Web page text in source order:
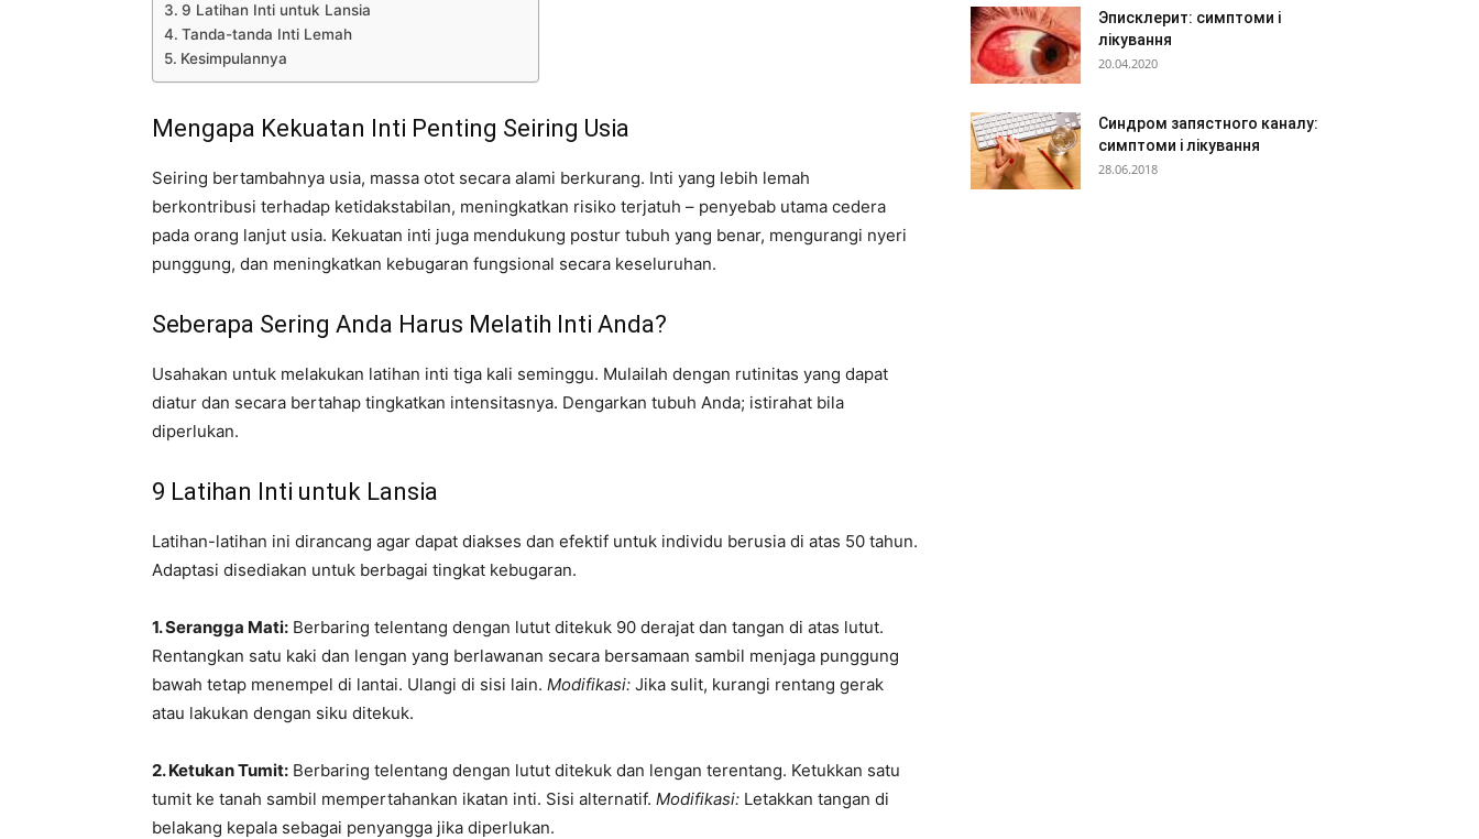
9 Latihan Inti untuk Lansia
Tanda-tanda Inti Lemah
Kesimpulannya
Mengapa Kekuatan Inti Penting Seiring Usia
Seiring bertambahnya usia, massa otot secara alami berkurang. Inti yang lebih lemah
berkontribusi terhadap ketidakstabilan, meningkatkan risiko terjatuh – penyebab utama cedera
pada orang lanjut usia. Kekuatan inti juga mendukung postur tubuh yang benar, mengurangi nyeri
punggung, dan meningkatkan kebugaran fungsional secara keseluruhan.
Seberapa Sering Anda Harus Melatih Inti Anda?
Usahakan untuk melakukan latihan inti tiga kali seminggu. Mulailah dengan rutinitas yang dapat
diatur dan secara bertahap tingkatkan intensitasnya. Dengarkan tubuh Anda; istirahat bila
diperlukan.
9 Latihan Inti untuk Lansia
Latihan-latihan ini dirancang agar dapat diakses dan efektif untuk individu berusia di atas 50 tahun.
Adaptasi disediakan untuk berbagai tingkat kebugaran.
1. Serangga Mati: Berbaring telentang dengan lutut ditekuk 90 derajat dan tangan di atas lutut.
Rentangkan satu kaki dan lengan yang berlawanan secara bersamaan sambil menjaga punggung
bawah tetap menempel di lantai. Ulangi di sisi lain. Modifikasi: Jika sulit, kurangi rentang gerak
atau lakukan dengan siku ditekuk.
2. Ketukan Tumit: Berbaring telentang dengan lutut ditekuk dan lengan terentang. Ketukkan satu
tumit ke tanah sambil mempertahankan ikatan inti. Sisi alternatif. Modifikasi: Letakkan tangan di
belakang kepala sebagai penyangga jika diperlukan.
Эписклерит: симптоми і
лікування
20.04.2020
Синдром запястного каналу:
симптоми і лікування
28.06.2018